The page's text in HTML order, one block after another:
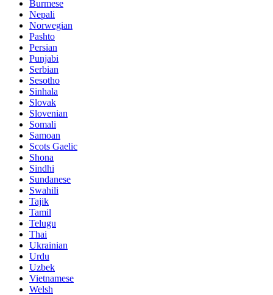
Burmese
Nepali
Norwegian
Pashto
Persian
Punjabi
Serbian
Sesotho
Sinhala
Slovak
Slovenian
Somali
Samoan
Scots Gaelic
Shona
Sindhi
Sundanese
Swahili
Tajik
Tamil
Telugu
Thai
Ukrainian
Urdu
Uzbek
Vietnamese
Welsh